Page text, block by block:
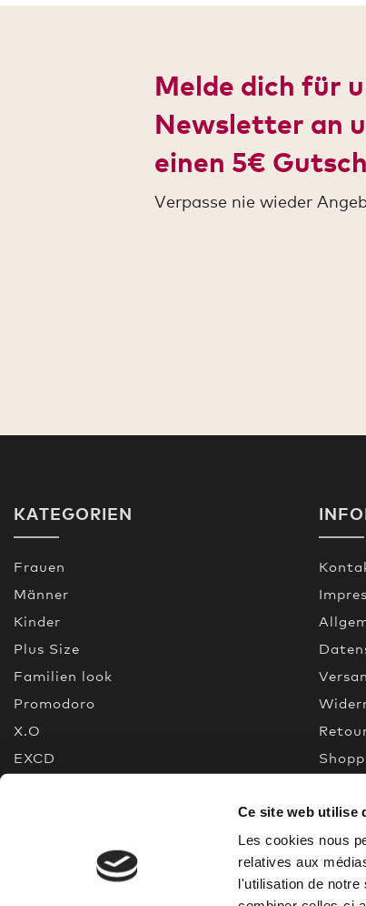
Ce site web utilise
Les cookies nous
relatives aux
l'utilisation de
Melde dich für
Newsletter an
einen 5€
Verpasse nie wieder
KATEGORIEN
Frauen
Männer
Kinder
Plus Size
Familien look
Promodoro
X.O
EXCD
Made